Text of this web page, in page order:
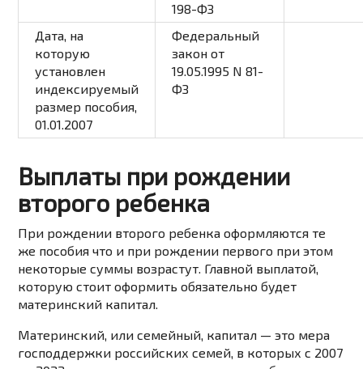
198-ФЗ
Дата, на
которую
установлен
индексируемый
размер пособия,
01.01.2007
Федеральный
закон от
19.05.1995 N 81-
ФЗ
Выплаты при рождении
второго ребенка
При рождении второго ребенка оформляются те
же пособия что и при рождении первого при этом
некоторые суммы возрастут. Главной выплатой,
которую стоит оформить обязательно будет
материнский капитал.
Материнский, илисемейный, капитал —это мера
господдержки российскихсемей, в которыхс 2007